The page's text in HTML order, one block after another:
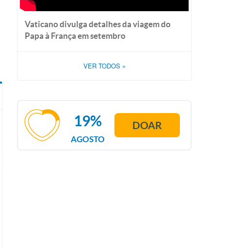
Vaticano divulga detalhes da viagem do
Papa à França em setembro
VER TODOS »
AGOSTO
19% DOAR